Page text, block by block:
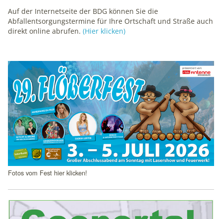
Auf der Internetseite der BDG können Sie die
Abfallentsorgungstermine für Ihre Ortschaft und Straße auch
direkt online abrufen. (Hier klicken)
Schlagzeilen
Fotos vom Fest hier klicken!
mindshape Cookie Consent
cookie_consent
Anbieter:
mindshape GmbH
Zweck:
Speichert Ihre Cookie-Einstellungen
Cookie Laufzeit:
1 Jahr
Statistik-Cookies erfassen Informationen anonym. Diese
Informationen helfen uns zu verstehen, wie Besucher